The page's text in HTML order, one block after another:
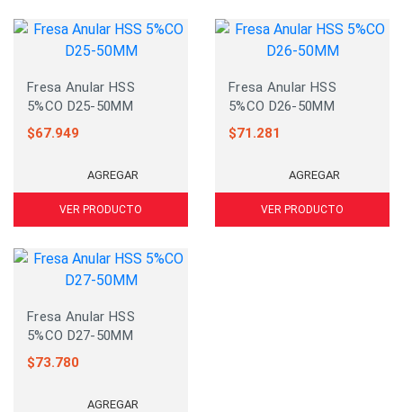
Fresa Anular HSS
5%CO D25-50MM
$67.949
AGREGAR
VER PRODUCTO
Fresa Anular HSS
5%CO D26-50MM
$71.281
AGREGAR
VER PRODUCTO
Fresa Anular HSS
5%CO D27-50MM
$73.780
AGREGAR